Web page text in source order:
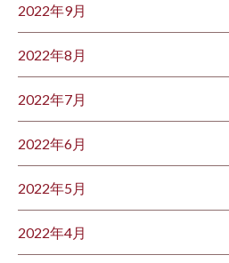
2022年9月
2022年8月
2022年7月
2022年6月
2022年5月
2022年4月